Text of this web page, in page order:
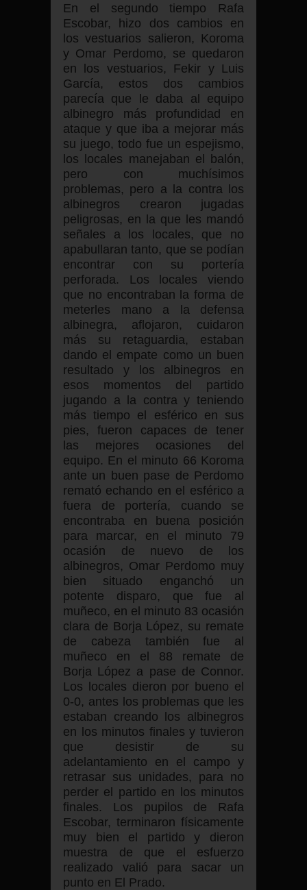
En el segundo tiempo Rafa
Escobar, hizo dos cambios en
los vestuarios salieron, Koroma
y Omar Perdomo, se quedaron
en los vestuarios, Fekir y Luis
García, estos dos cambios
parecía que le daba al equipo
albinegro más profundidad en
ataque y que iba a mejorar más
su juego, todo fue un espejismo,
los locales manejaban el balón,
pero con muchísimos
problemas, pero a la contra los
albinegros crearon jugadas
peligrosas, en la que les mandó
señales a los locales, que no
apabullaran tanto, que se podían
encontrar con su portería
perforada. Los locales viendo
que no encontraban la forma de
meterles mano a la defensa
albinegra, aflojaron, cuidaron
más su retaguardia, estaban
dando el empate como un buen
resultado y los albinegros en
esos momentos del partido
jugando a la contra y teniendo
más tiempo el esférico en sus
pies, fueron capaces de tener
las mejores ocasiones del
equipo. En el minuto 66 Koroma
ante un buen pase de Perdomo
remató echando en el esférico a
fuera de portería, cuando se
encontraba en buena posición
para marcar, en el minuto 79
ocasión de nuevo de los
albinegros, Omar Perdomo muy
bien situado enganchó un
potente disparo, que fue al
muñeco, en el minuto 83 ocasión
clara de Borja López, su remate
de cabeza también fue al
muñeco en el 88 remate de
Borja López a pase de Connor.
Los locales dieron por bueno el
0-0, antes los problemas que les
estaban creando los albinegros
en los minutos finales y tuvieron
que desistir de su
adelantamiento en el campo y
retrasar sus unidades, para no
perder el partido en los minutos
finales. Los pupilos de Rafa
Escobar, terminaron físicamente
muy bien el partido y dieron
muestra de que el esfuerzo
realizado valió para sacar un
punto en El Prado.